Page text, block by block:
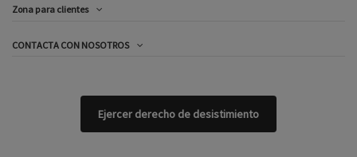
Zona para clientes
CONTACTA CON NOSOTROS
Ejercer derecho de desistimiento